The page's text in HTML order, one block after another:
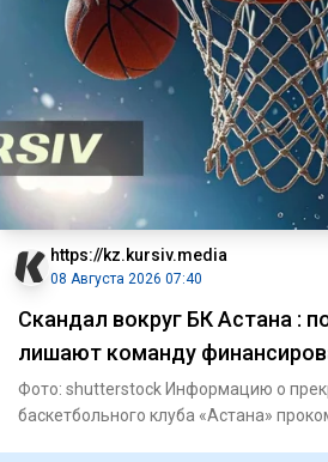
https://kz.kursiv.media
08 Августа 2026 07:40
Скандал вокруг БК Астана :
лишают команду
Фото: shutterstock Информацию о
баскетбольного клуба «Астана»